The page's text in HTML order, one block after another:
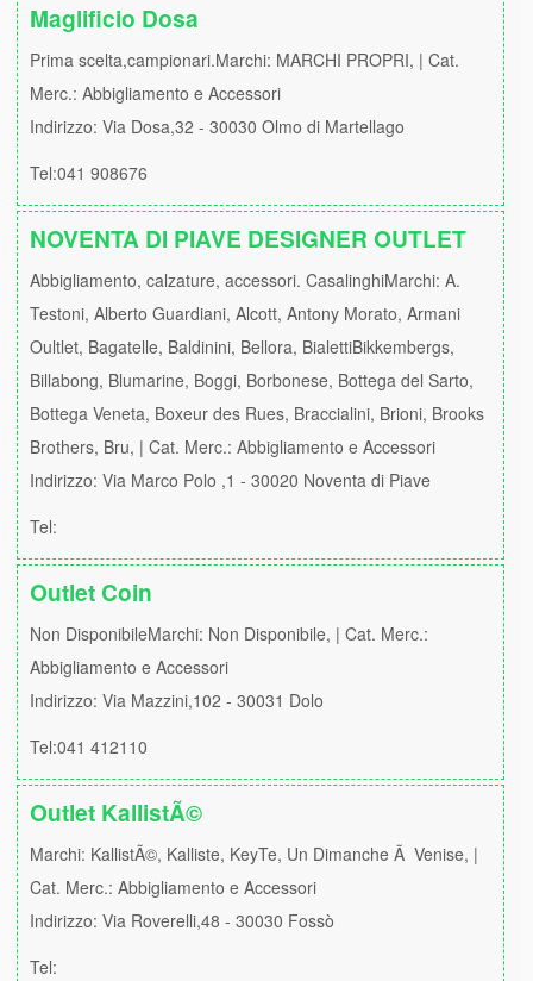
Maglificio Dosa
Prima scelta,campionari.Marchi: MARCHI PROPRI, | Cat.
Merc.: Abbigliamento e Accessori
Indirizzo: Via Dosa,32 - 30030 Olmo di Martellago
Tel:041 908676
NOVENTA DI PIAVE DESIGNER OUTLET
Abbigliamento, calzature, accessori. CasalinghiMarchi: A.
Testoni, Alberto Guardiani, Alcott, Antony Morato, Armani
Oultlet, Bagatelle, Baldinini, Bellora, BialettiBikkembergs,
Billabong, Blumarine, Boggi, Borbonese, Bottega del Sarto,
Bottega Veneta, Boxeur des Rues, Braccialini, Brioni, Brooks
Brothers, Bru, | Cat. Merc.: Abbigliamento e Accessori
Indirizzo: Via Marco Polo ,1 - 30020 Noventa di Piave
Tel:
Outlet Coin
Non DisponibileMarchi: Non Disponibile, | Cat. Merc.:
Abbigliamento e Accessori
Indirizzo: Via Mazzini,102 - 30031 Dolo
Tel:041 412110
Outlet KallistÃ©
Marchi: KallistÃ©, Kalliste, KeyTe, Un Dimanche Ã Venise, |
Cat. Merc.: Abbigliamento e Accessori
Indirizzo: Via Roverelli,48 - 30030 Fossò
Tel: